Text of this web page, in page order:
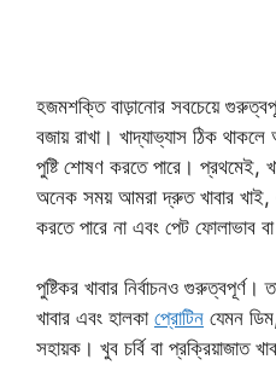
হজমশক্তি বাড়ানোর সবচেয়ে
বজায় রাখা। খাদ্যাভ্যাস ঠিক
পুষ্টি শোষণ করতে পারে। প্রথমেই,
অনেক সময় আমরা দ্রুত খাবার
করতে পারে না এবং পেট ফোলাভাব
পুষ্টিকর খাবার নির্বাচনও
খাবার এবং হালকা প্রোটিন যেমন
সহায়ক। খুব চর্বি বা প্রক্রিয়াজাত